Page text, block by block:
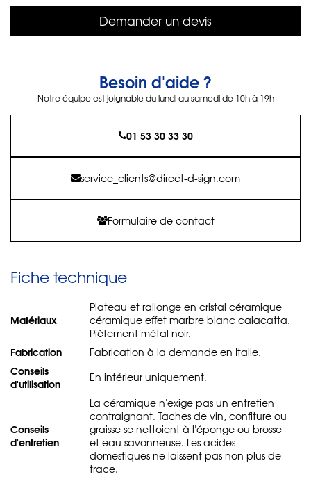
Demander un devis
Besoin d'aide ?
Notre équipe est joignable du lundi au samedi de 10h à 19h
01 53 30 33 30
service_clients@direct-d-sign.com
Formulaire de contact
Fiche technique
Matériaux
Plateau et rallonge en cristal céramique
céramique effet marbre blanc calacatta.
Piètement métal noir.
Fabrication Fabrication à la demande en Italie.
Conseils
d'utilisation
En intérieur uniquement.
Conseils
d'entretien
La céramique n'exige pas un entretien
contraignant. Taches de vin, confiture ou
graisse se nettoient à l'éponge ou brosse
et eau savonneuse. Les acides
domestiques ne laissent pas non plus de
trace.